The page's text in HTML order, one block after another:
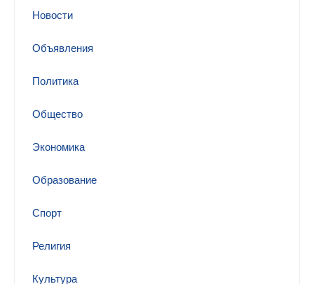
Новости
Объявления
Политика
Общество
Экономика
Образование
Спорт
Религия
Культура